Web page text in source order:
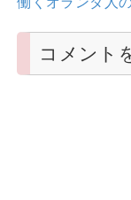
コメント